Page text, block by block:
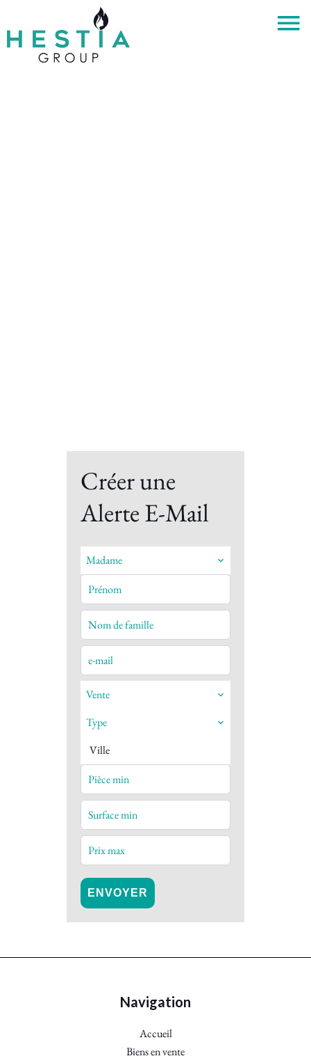
Créer une
Alerte E-Mail
Madame
Vente
Type
Ville
ENVOYER
Navigation
Accueil
Biens en vente